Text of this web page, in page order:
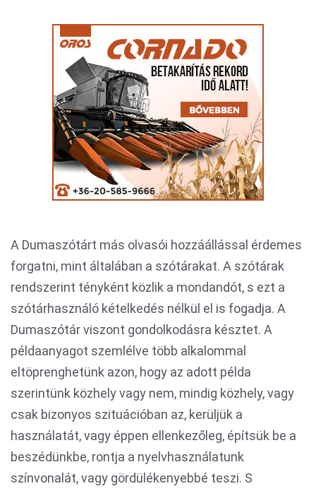
A Dumaszótárt más olvasói hozzáállással érdemes
forgatni, mint általában a szótárakat. A szótárak
rendszerint tényként közlik a mondandót, s ezt a
szótárhasználó kételkedés nélkül el is fogadja. A
Dumaszótár viszont gondolkodásra késztet. A
példaanyagot szemlélve több alkalommal
eltöprenghetünk azon, hogy az adott példa
szerintünk közhely vagy nem, mindig közhely, vagy
csak bizonyos szituációban az, kerüljük a
használatát, vagy éppen ellenkezőleg, építsük be a
beszédünkbe, rontja a nyelvhasználatunk
színvonalát, vagy gördülékenyebbé teszi. S